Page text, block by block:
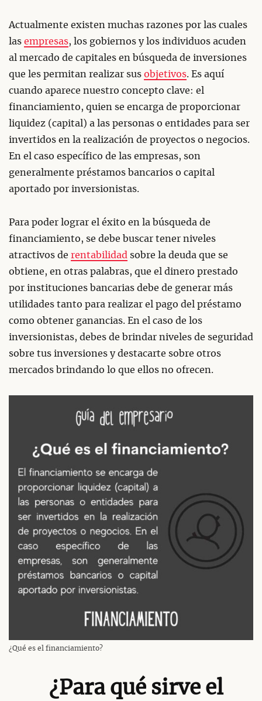
Actualmente existen muchas razones por las cuales
las empresas, los gobiernos y los individuos acuden
al mercado de capitales en búsqueda de inversiones
que les permitan realizar sus objetivos. Es aquí
cuando aparece nuestro concepto clave: el
financiamiento, quien se encarga de proporcionar
liquidez (capital) a las personas o entidades para ser
invertidos en la realización de proyectos o negocios.
En el caso específico de las empresas, son
generalmente préstamos bancarios o capital
aportado por inversionistas.
Para poder lograr el éxito en la búsqueda de
financiamiento, se debe buscar tener niveles
atractivos de rentabilidad sobre la deuda que se
obtiene, en otras palabras, que el dinero prestado
por instituciones bancarias debe de generar más
utilidades tanto para realizar el pago del préstamo
como obtener ganancias. En el caso de los
inversionistas, debes de brindar niveles de seguridad
sobre tus inversiones y destacarte sobre otros
mercados brindando lo que ellos no ofrecen.
¿Qué es el financiamiento?
¿Para qué sirve el